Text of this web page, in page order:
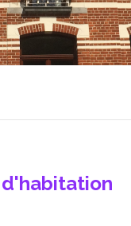
d'habitation